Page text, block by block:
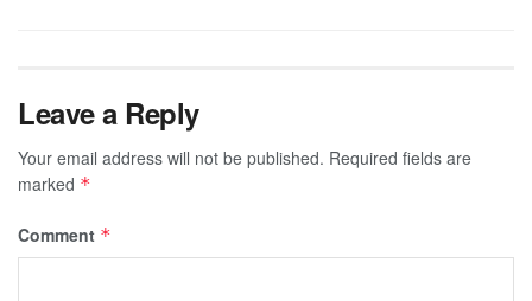
Leave a Reply
Your email address will not be published. Required fields are
marked *
Comment *